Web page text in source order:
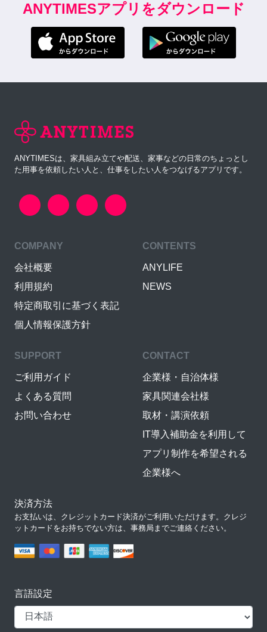
ANYTIMESアプリをダウンロード
ANYTIMESは、家具組み立てや配送、家事などの日常のちょっとし
た用事を依頼したい人と、仕事をしたい人をつなげるアプリです。
COMPANY
会社概要
利用規約
特定商取引に基づく表記
個人情報保護方針
CONTENTS
ANYLIFE
NEWS
SUPPORT
ご利用ガイド
よくある質問
お問い合わせ
CONTACT
企業様・自治体様
家具関連会社様
取材・講演依頼
IT導入補助金を利用して
アプリ制作を希望される
企業様へ
決済方法
お支払いは、クレジットカード決済がご利用いただけます。クレジ
ットカードをお持ちでない方は、事務局までご連絡ください。
言語設定